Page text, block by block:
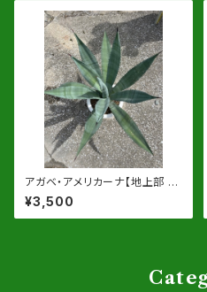
アガベ・アメリカーナ【地上部 約
40-50cm】8号鉢ｏｒ根巻物
¥3,500